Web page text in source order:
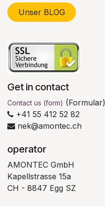
Unser BLOG
Get in contact
Contact us (form) (Formular)
+41 55 412 52 82
nek@amontec.ch
operator
AMONTEC GmbH
Kapellstrasse 15a
CH - 8847 Egg SZ